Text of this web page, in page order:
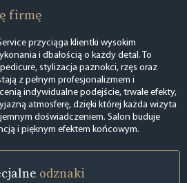
firmę
przyciąga klientki wysokim
i dbałością o każdy detal. To
stylizacja paznokci, rzęs oraz
z pełnym profesjonalizmem i
indywidualne podejście, trwałe efekty,
atmosferę, dzięki której każda wizyta
doświadczeniem. Salon buduje
i pięknym efektem końcowym.
odznaki